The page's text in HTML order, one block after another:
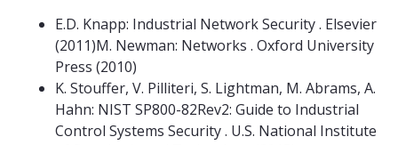
E.D. Knapp: Industrial Network Security . Elsevier
(2011)M. Newman: Networks . Oxford University
Press (2010)
K. Stouffer, V. Pilliteri, S. Lightman, M. Abrams, A.
Hahn: NIST SP800-82Rev2: Guide to Industrial
Control Systems Security . U.S. National Institute